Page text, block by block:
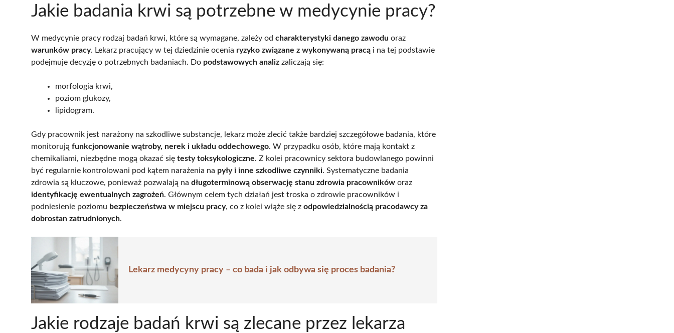
Jakie badania krwi są potrzebne w medycynie pracy?
W medycynie pracy rodzaj badań krwi, które są wymagane, zależy od charakterystyki danego zawodu oraz
warunków pracy. Lekarz pracujący w tej dziedzinie ocenia ryzyko związane z wykonywaną pracą i na tej podstawie
podejmuje decyzję o potrzebnych badaniach. Do podstawowych analiz zaliczają się:
morfologia krwi,
poziom glukozy,
lipidogram.
Gdy pracownik jest narażony na szkodliwe substancje, lekarz może zlecić także bardziej szczegółowe badania, które
monitorują funkcjonowanie wątroby, nerek i układu oddechowego. W przypadku osób, które mają kontakt z
chemikaliami, niezbędne mogą okazać się testy toksykologiczne. Z kolei pracownicy sektora budowlanego powinni
być regularnie kontrolowani pod kątem narażenia na pyły i inne szkodliwe czynniki. Systematyczne badania
zdrowia są kluczowe, ponieważ pozwalają na długoterminową obserwację stanu zdrowia pracowników oraz
identyfikację ewentualnych zagrożeń. Głównym celem tych działań jest troska o zdrowie pracowników i
podniesienie poziomu bezpieczeństwa w miejscu pracy, co z kolei wiąże się z odpowiedzialnością pracodawcy za
dobrostan zatrudnionych.
Lekarz medycyny pracy – co bada i jak odbywa się proces badania?
Jakie rodzaje badań krwi są zlecane przez lekarza